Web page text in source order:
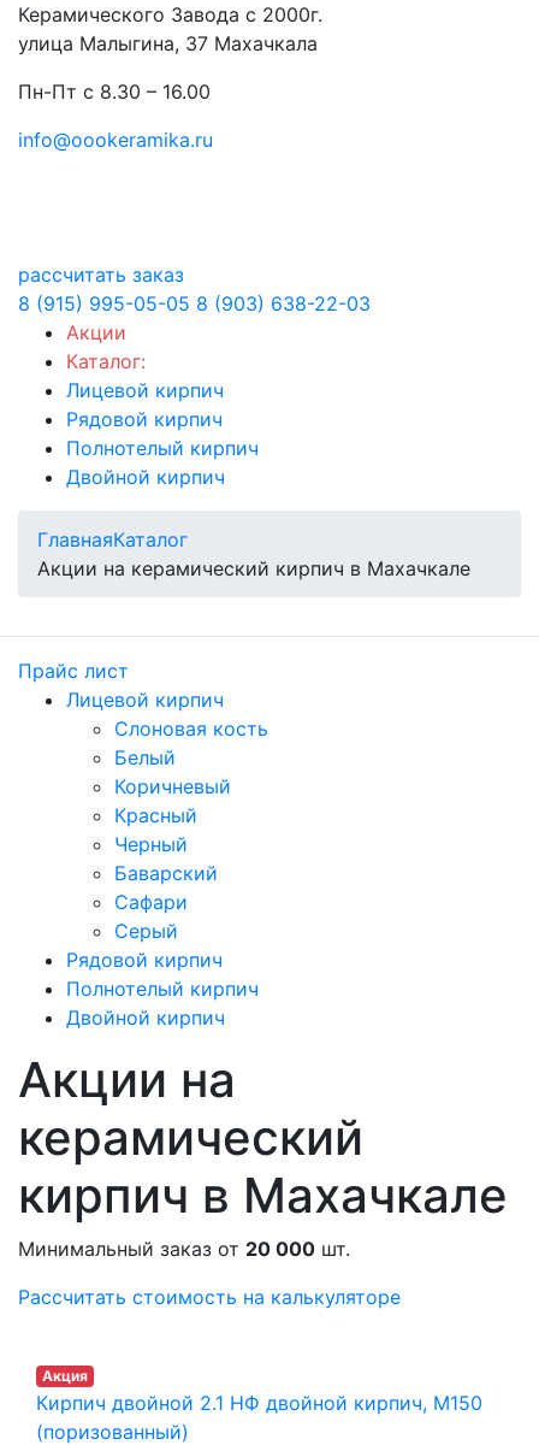
Керамического Завода с 2000г.
улица Малыгина, 37 Махачкала
Пн-Пт с 8.30 – 16.00
info@oookeramika.ru
рассчитать заказ
8 (915) 995-05-05 8 (903) 638-22-03
Акции
Каталог:
Лицевой кирпич
Рядовой кирпич
Полнотелый кирпич
Двойной кирпич
ГлавнаяКаталог
Акции на керамический кирпич в Махачкале
Прайс лист
Лицевой кирпич
Слоновая кость
Белый
Коричневый
Красный
Черный
Баварский
Сафари
Серый
Рядовой кирпич
Полнотелый кирпич
Двойной кирпич
Акции на
керамический
кирпич в Махачкале
Минимальный заказ от 20 000 шт.
Рассчитать стоимость на калькуляторе
Акция
Кирпич двойной 2.1 НФ двойной кирпич, М150
(поризованный)